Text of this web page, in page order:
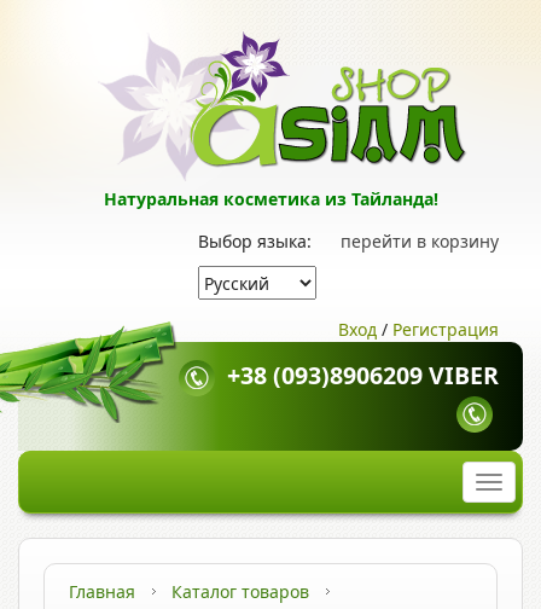
Натуральная косметика из Тайланда!
перейти в корзину
Выбор языка:
Вход / Регистрация
+38 (093)8906209 VIBER
Главная
Каталог товаров